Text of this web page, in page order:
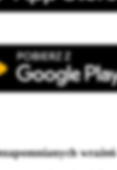
wrażeń